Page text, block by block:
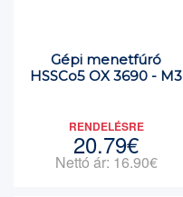
Gépi menetfúró
HSSCo5 OX 3690 - M3
RENDELÉSRE
20.79€
Nettó ár: 16.90€